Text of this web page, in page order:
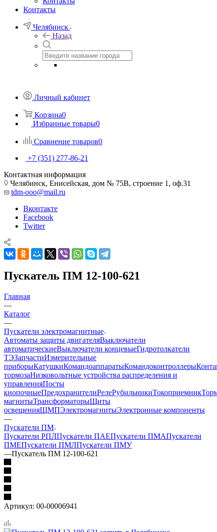
Контакты
Челябинск
Назад
Личный кабинет
Корзина0
Избранные товары0
Сравнение товаров0
+7 (351) 277-86-21
Контактная информация
Челябинск, Енисейская, дом № 75В, строение 1, оф.31
tdm-ooo@mail.ru
Вконтакте
Facebook
Twitter
Пускатель ПМ 12-100-621
Главная
—
Каталог
—
Пускатели электромагнитные
Автоматы защиты двигателяВыключатели
автоматическиеВыключатели концевыеГидротолкатели
ТЭЗапчастиИзмерительные
приборыКатушкиКомандоаппаратыКомандоконтроллеры
тормозаНизковольтные устройства распределения и
управленияПосты
кнопочныеПредохранителиРелеРубильникиТокоприемник
магнитыТрансформаторыЩиты
освещенияЩМПЭлектромагнитыЭлектронные компоненты
—
Пускатели ПМ
Пускатели РПЛПускатели ПАЕПускатели ПМАПускатели
ПМЕПускатели ПМЛПускатели ПМУ
—Пускатель ПМ 12-100-621
Артикул: 00-00006941